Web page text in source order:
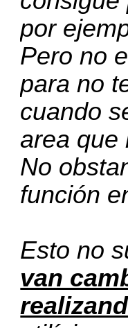
por
Pero no
para no
cuando
area que
No
función
Esto no
van